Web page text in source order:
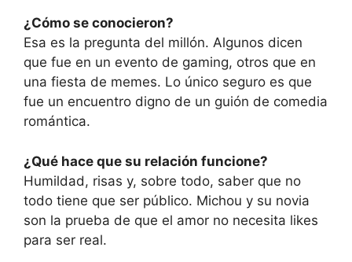
¿Cómo se conocieron?
Esa es la pregunta del millón. Algunos dicen
que fue en un evento de gaming, otros que en
una fiesta de memes. Lo único seguro es que
fue un encuentro digno de un guión de comedia
romántica.
¿Qué hace que su relación funcione?
Humildad, risas y, sobre todo, saber que no
todo tiene que ser público. Michou y su novia
son la prueba de que el amor no necesita likes
para ser real.